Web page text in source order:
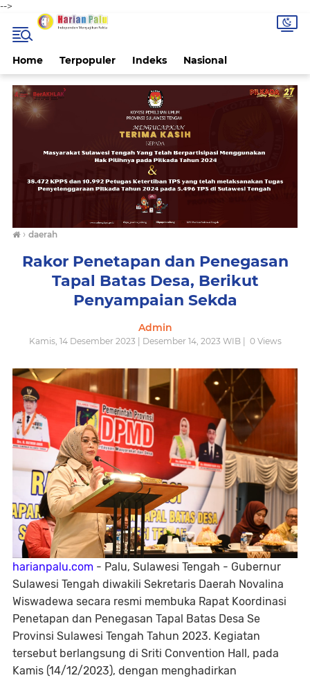
-->
Home Terpopuler Indeks Nasional
› daerah
Rakor Penetapan dan Penegasan
Tapal Batas Desa, Berikut
Penyampaian Sekda
Admin
Kamis, 14 Desember 2023 | Desember 14, 2023 WIB | 0Views
harianpalu.com - Palu, Sulawesi Tengah - Gubernur
Sulawesi Tengah diwakili Sekretaris Daerah Novalina
Wiswadewa secara resmi membuka Rapat Koordinasi
Penetapan dan Penegasan Tapal Batas Desa Se
Provinsi Sulawesi Tengah Tahun 2023. Kegiatan
tersebut berlangsung di Sriti Convention Hall, pada
Kamis (14/12/2023), dengan menghadirkan